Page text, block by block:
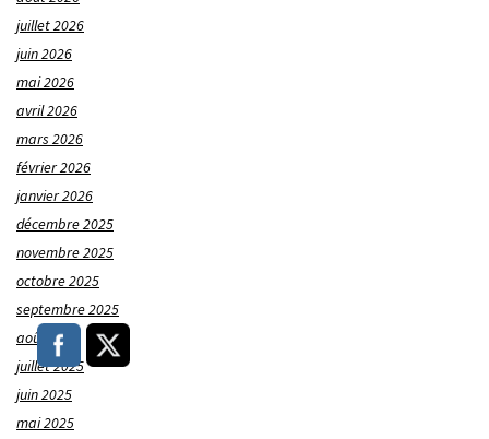
juillet 2026
juin 2026
mai 2026
avril 2026
mars 2026
février 2026
janvier 2026
décembre 2025
novembre 2025
octobre 2025
septembre 2025
août 2025
juillet 2025
juin 2025
mai 2025